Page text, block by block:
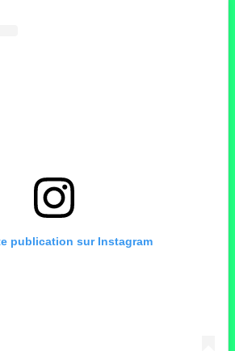
publication sur Instagram